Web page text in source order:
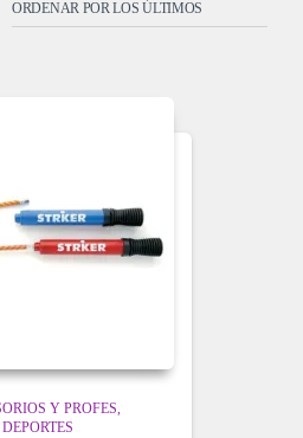
Y PROFES
DEPORTES